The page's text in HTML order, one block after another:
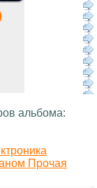
альбома:
Прочая